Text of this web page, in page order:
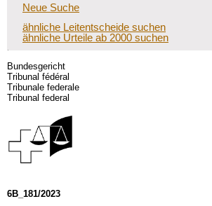
Neue Suche
ähnliche Leitentscheide suchen
ähnliche Urteile ab 2000 suchen
Bundesgericht
Tribunal fédéral
Tribunale federale
Tribunal federal
6B_181/2023